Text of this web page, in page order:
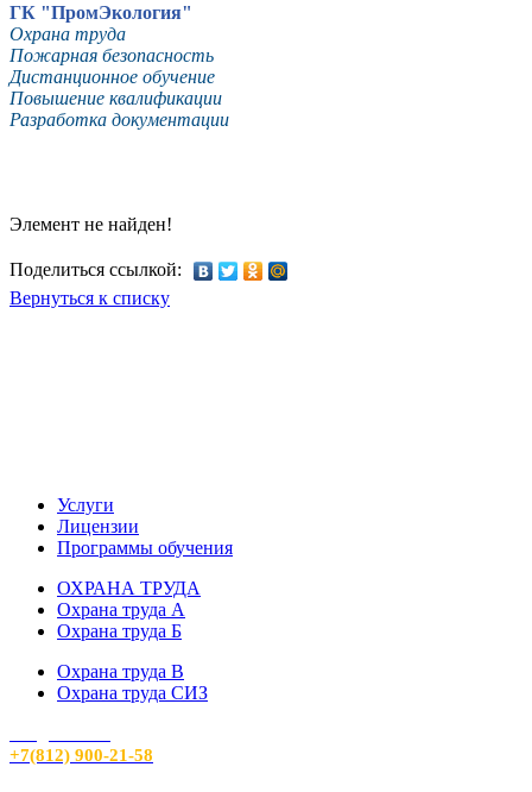
ГК "ПромЭкология"
Охрана труда
Пожарная безопасность
Дистанционное обучение
Повышение квалификации
Разработка документации
Элемент не найден!
Поделиться ссылкой:
Вернуться к списку
Услуги
Лицензии
Программы обучения
ОХРАНА ТРУДА
Охрана труда А
Охрана труда Б
Охрана труда В
Охрана труда СИЗ
+7(812) 900-21-58